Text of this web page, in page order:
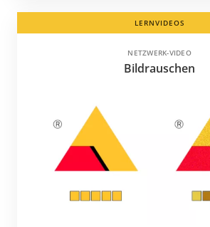
LERNVIDEOS
NETZWERK-VIDEO
Bildrauschen